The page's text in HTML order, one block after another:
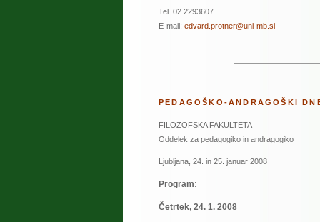
Tel. 02 2293607
E-mail: edvard.protner@uni-mb.si
PEDAGOŠKO-ANDRAGOŠKI
FILOZOFSKA FAKULTETA
Oddelek za pedagogiko in andragogiko
Ljubljana, 24. in 25. januar 2008
Program:
Četrtek, 24. 1. 2008